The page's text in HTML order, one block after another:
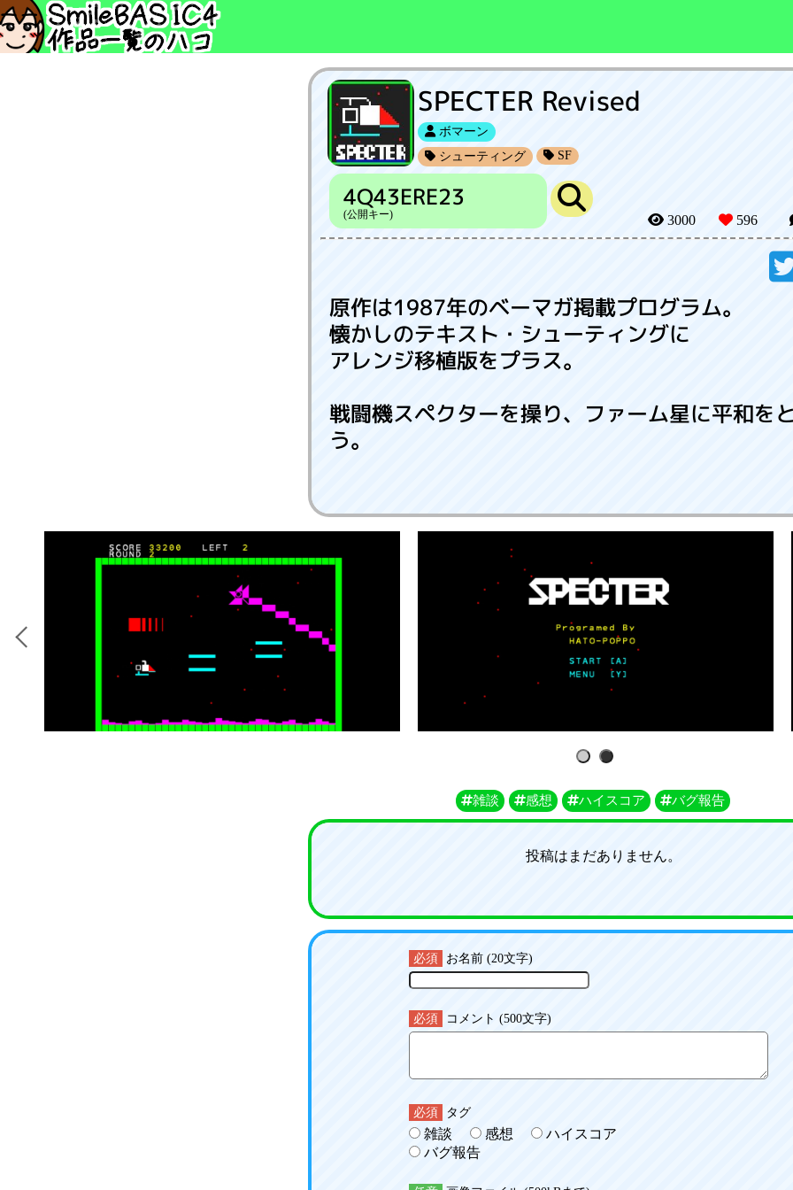
SPECTER Revised
ボマーン
シューティング
SF
4Q43ERE23
(公開キー) 3000 596
原作は1987年のベーマガ掲載プログラム。
懐かしのテキスト・シューティングに
アレンジ移植版をプラス。
戦闘機スペクターを操り、ファーム星に平和を
う。
1 2
雑談 感想 ハイスコア バグ報告
投稿はまだありません。
必須 お名前 (20文字)
必須 コメント (500文字)
必須 タグ
雑談 感想
ハイスコア
バグ報告